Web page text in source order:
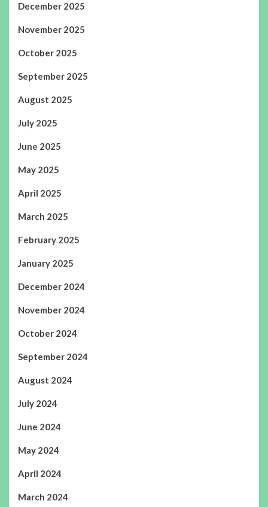
December 2025
November 2025
October 2025
September 2025
August 2025
July 2025
June 2025
May 2025
April 2025
March 2025
February 2025
January 2025
December 2024
November 2024
October 2024
September 2024
August 2024
July 2024
June 2024
May 2024
April 2024
March 2024